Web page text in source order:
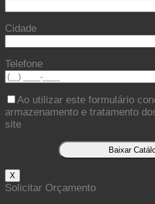
Cidade
Telefone
Ao utilizar este formulário
armazenamento e tratamento
site
X
Solicitar Orçamento